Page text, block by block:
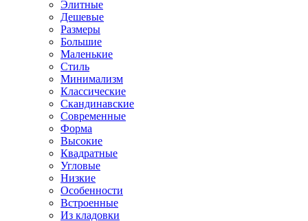
Элитные
Дешевые
Размеры
Большие
Маленькие
Стиль
Минимализм
Классические
Скандинавские
Современные
Форма
Высокие
Квадратные
Угловые
Низкие
Особенности
Встроенные
Из кладовки